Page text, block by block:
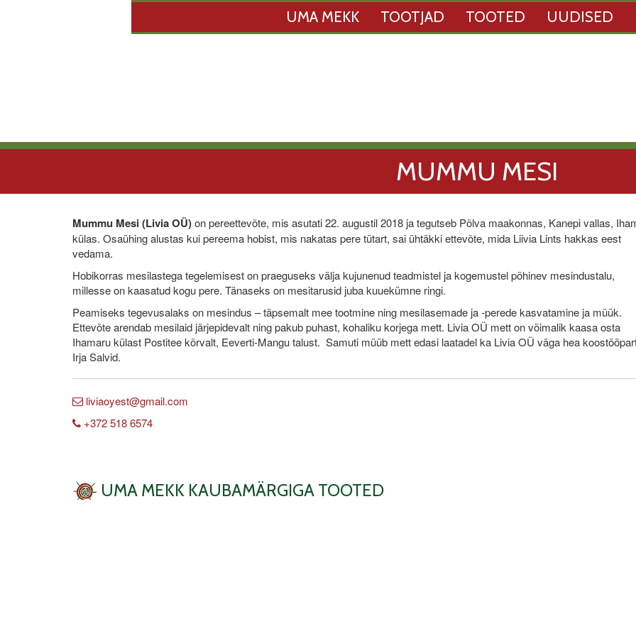
UMA MEKK TOOTJAD TOOTED UUDISED
MUMMU MESI
Mummu Mesi (Livia OÜ)on pereettevõte, mis asutati 22. augustil 2018 ja tegutseb Põlva maakonnas, Kanepi vallas,
külas. Osaühing alustas kui pereema hobist, mis nakatas pere tütart, sai ühtäkki ettevõte, mida Liivia Lints hakkas eest
vedama.
Hobikorras mesilastega tegelemisest on praeguseks välja kujunenud teadmistel ja kogemustel põhinev mesindustalu,
millesse on kaasatud kogu pere. Tänaseks on mesitarusid juba kuuekümne ringi.
Peamiseks tegevusalaks on mesindus – täpsemalt mee tootmine ning mesilasemade ja -perede kasvatamine ja müük.
Ettevõte arendab mesilaid järjepidevalt ning pakub puhast, kohaliku korjega mett. Livia OÜ mett on võimalik kaasa osta
Ihamaru külast Postitee kõrvalt, Eeverti-Mangu talust. Samuti müüb mett edasi laatadel ka Livia OÜ väga hea
Irja Salvid.
liviaoyest@gmail.com
+372 518 6574
UMA MEKK KAUBAMÄRGIGA TOOTED